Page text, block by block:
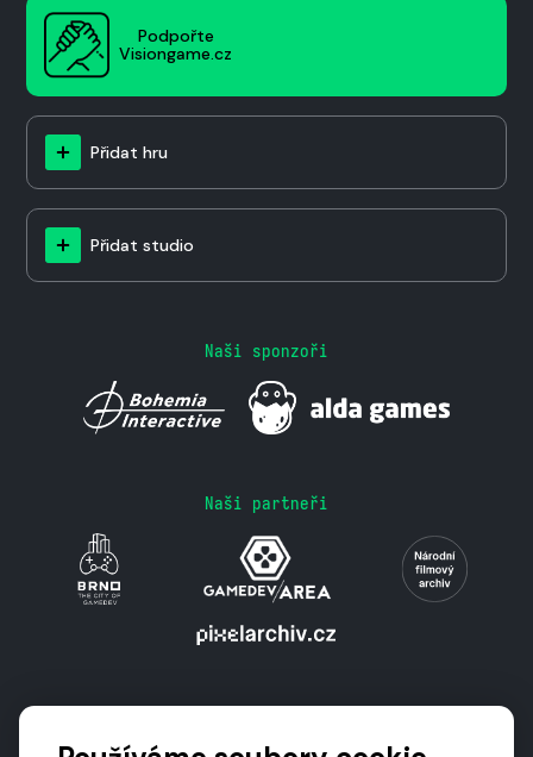
Podpořte
Visiongame.cz
Přidat hru
Přidat studio
Naši sponzoři
Naši partneři